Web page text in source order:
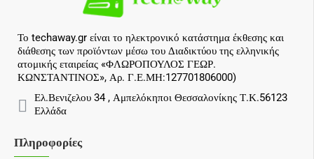
Το techaway.gr είναι το ηλεκτρονικό κατάστημα έκθεσης και
διάθεσης των προϊόντων μέσω του Διαδικτύου της ελληνικής
ατομικής εταιρείας «ΦΛΩΡΟΠΟΥΛΟΣ ΓΕΩΡ.
ΚΩΝΣΤΑΝΤΙΝΟΣ», Αρ. Γ.Ε.ΜΗ:127701806000)
Ελ.Βενιζελου 34 , Αμπελόκηποι Θεσσαλονίκης Τ.Κ.56123
Ελλάδα
Πληροφορίες